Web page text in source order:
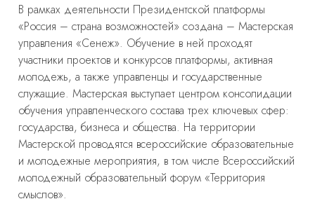
В рамках деятельности Президентской платформы
«Россия – страна возможностей» создана – Мастерская
управления «Сенеж». Обучение в ней проходят
участники проектов и конкурсов платформы, активная
молодежь, а также управленцы и государственные
служащие. Мастерская выступает центром консолидации
обучения управленческого состава трех ключевых сфер:
государства, бизнеса и общества. На территории
Мастерской проводятся всероссийские образовательные
и молодежные мероприятия, в том числе Всероссийский
молодежный образовательный форум «Территория
смыслов».